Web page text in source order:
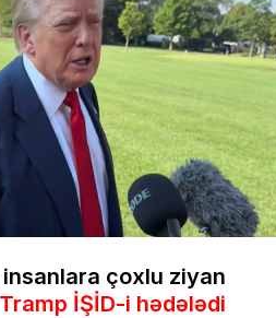
insanlara çoxlu ziyan
Tramp İŞİD-i hədələdi